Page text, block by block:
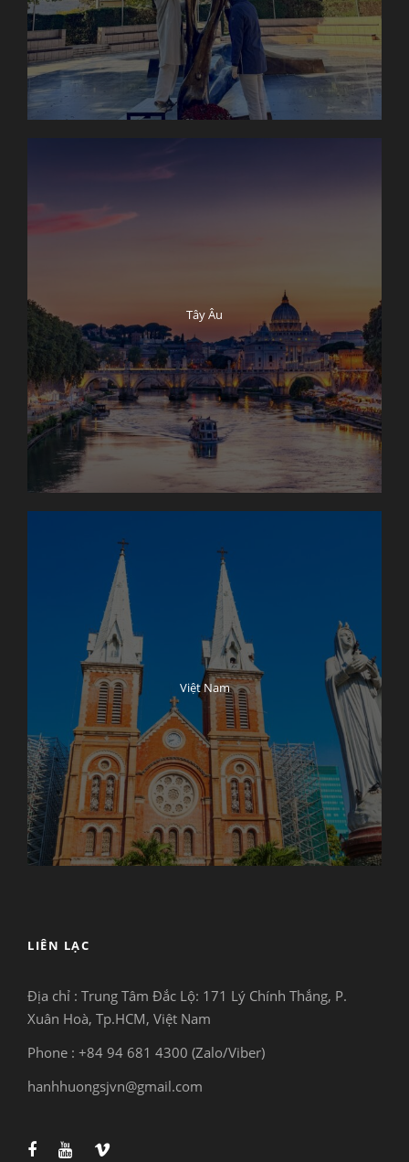
Tây Âu
Việt Nam
LIÊN LẠC
Địa chỉ : Trung Tâm Đắc Lộ: 171 Lý Chính Thắng, P.
Xuân Hoà, Tp.HCM, Việt Nam
Phone : +84 94 681 4300 (Zalo/Viber)
hanhhuongsjvn@gmail.com